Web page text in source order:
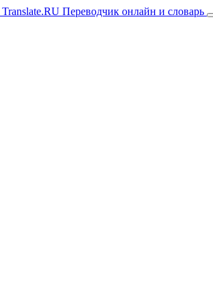
Translate.RU Переводчик онлайн и словарь